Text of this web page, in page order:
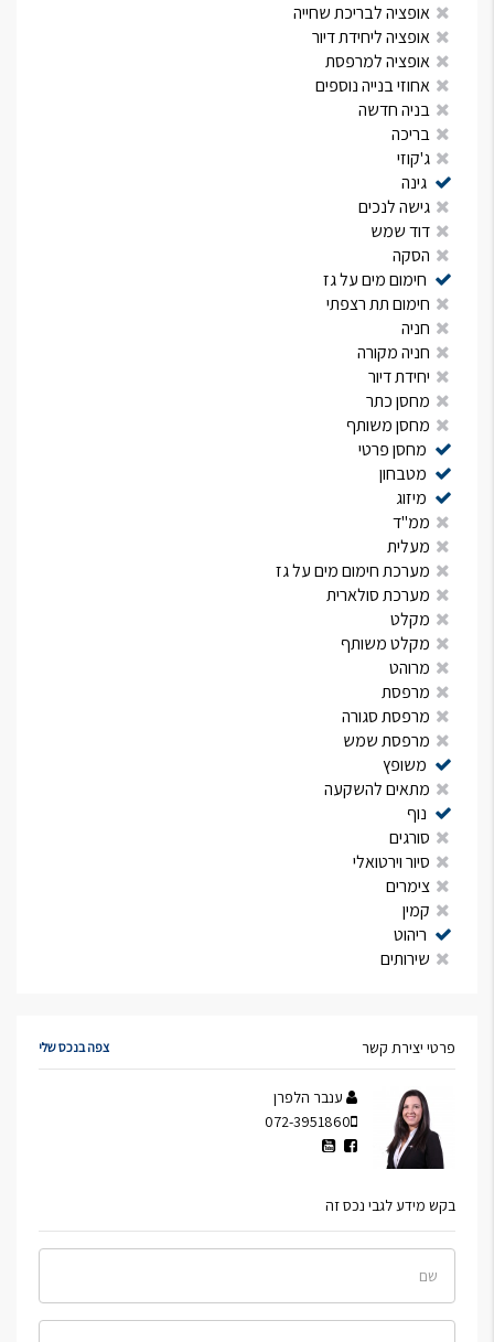
אופציה לבריכת שחייה
אופציה ליחידת דיור
אופציה למרפסת
אחוזי בנייה נוספים
בניה חדשה
בריכה
ג'קוזי
גינה
גישה לנכים
דוד שמש
הסקה
חימום מים על גז
חימום תת רצפתי
חניה
חניה מקורה
יחידת דיור
מחסן כתר
מחסן משותף
מחסן פרטי
מטבחון
מיזוג
ממ"ד
מעלית
מערכת חימום מים על גז
מערכת סולארית
מקלט
מקלט משותף
מרוהט
מרפסת
מרפסת סגורה
מרפסת שמש
משופץ
מתאים להשקעה
נוף
סורגים
סיור וירטואלי
צימרים
קמין
ריהוט
שירותים
פרטי יצירת קשר צפה בנכס שלי
ענבר הלפרן
072-3951860
בקש מידע לגבי נכס זה